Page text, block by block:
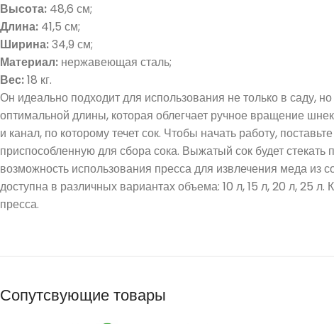
Высота: 48,6 см;
Длина: 41,5 см;
Ширина:34,9 см;
Материал: нержавеющая сталь;
Вес:18 кг.
Он идеально подходит для использования не только в саду,
оптимальной длины, которая облегчает ручное вращение
и канал, по которому течет сок. Чтобы начать работу,
приспособленную для сбора сока. Выжатый сок будет
возможность использования пресса для извлечения меда
доступна в различных вариантах объема: 10 л, 15 л, 20 л, 25
пресса.
Сопутсвующие товары